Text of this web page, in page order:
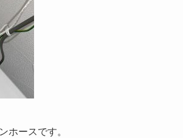
ホースです。